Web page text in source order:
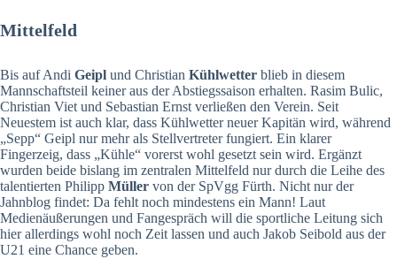
Mittelfeld
Bis auf Andi Geipl und Christian Kühlwetter blieb in diesem
Mannschaftsteil keiner aus der Abstiegssaison erhalten. Rasim Bulic,
Christian Viet und Sebastian Ernst verließen den Verein. Seit
Neuestem ist auch klar, dass Kühlwetter neuer Kapitän wird, während
„Sepp“ Geipl nur mehr als Stellvertreter fungiert. Ein klarer
Fingerzeig, dass „Kühle“ vorerst wohl gesetzt sein wird. Ergänzt
wurden beide bislang im zentralen Mittelfeld nur durch die Leihe des
talentierten Philipp Müller von der SpVgg Fürth. Nicht nur der
Jahnblog findet: Da fehlt noch mindestens ein Mann! Laut
Medienäußerungen und Fangespräch will die sportliche Leitung sich
hier allerdings wohl noch Zeit lassen und auch Jakob Seibold aus der
U21 eine Chance geben.